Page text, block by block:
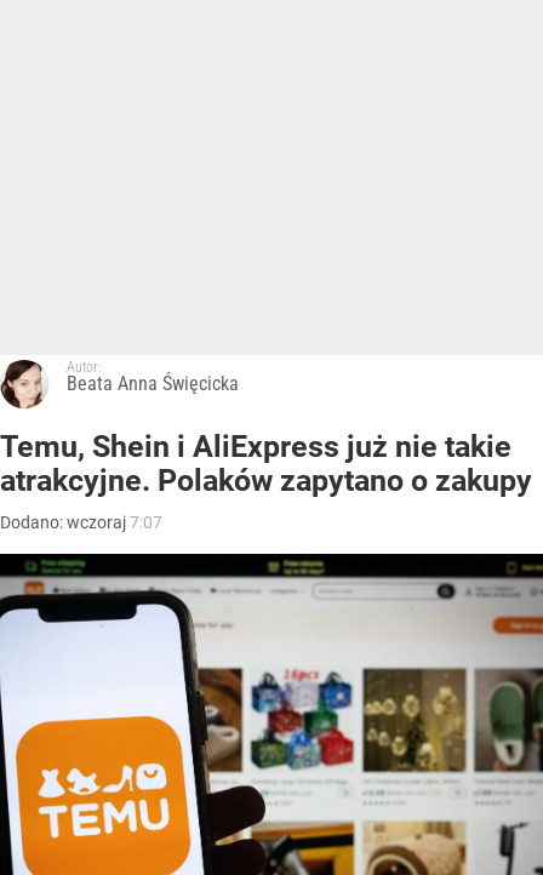
Autor:
Beata Anna Święcicka
Temu, Shein i AliExpress już nie takie
atrakcyjne. Polaków zapytano o zakupy
Dodano:wczoraj7:07